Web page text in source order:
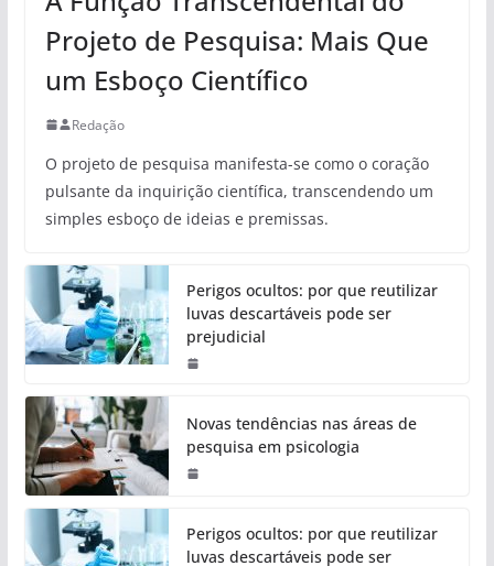
Projeto de Pesquisa: Mais Que
um Esboço Científico
Redação
O projeto de pesquisa manifesta-se como o coração
pulsante da inquirição científica, transcendendo um
simples esboço de ideias e premissas.
Perigos ocultos: por que reutilizar
luvas descartáveis pode ser
prejudicial
Novas tendências nas áreas de
pesquisa em psicologia
Perigos ocultos: por que reutilizar
luvas descartáveis pode ser